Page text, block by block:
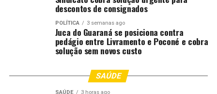
A participação do ministério também se destaca nas
atividades técnicas voltadas à organização da rede
pública de saúde. Ainda no primeiro dia, uma das
agendas centrais foi a oficina “Aspectos estratégicos de
uma agenda de apoio à construção da Política Nacional
de Regionalização”, reunindo representantes de
diferentes secretarias da pasta, gestores estaduais e
organismo internacional. A atividade discutiu
descontos de consignados
POLÍTICA 3 semanas ago
Juca do Guaraná se posiciona contra
pedágio entre Livramento e Poconé e cobra
solução sem novos custo
SAÚDE
SAÚDE 3 horas ago